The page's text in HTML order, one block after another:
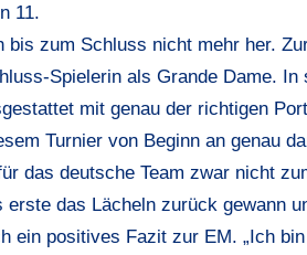
11.
bis zum Schluss nicht mehr her.
Spielerin als Grande Dame.
mit genau der richtigen
Turnier von Beginn an genau
das deutsche Team zwar nicht
erste das Lächeln zurück gewann
ein positives Fazit zur EM. „Ich